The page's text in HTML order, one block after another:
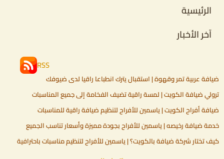
الرئيسية
آخر الأخبار
RSS
ضيافة عربية تمر وقهوة | استقبال يترك انطباعا راقيا لدى ضيوفك
ترولي ضيافة الكويت | لمسة راقية تضيف الفخامة إلى جميع المناسبات
ضيافة أفراح الكويت | ياسمين للأفراح لتنظيم ضيافة راقية للمناسبات
خدمة ضيافة رخيصه | ياسمين للأفراح بجودة مميزة وأسعار تناسب الجميع
كيف تختار شركة ضيافة بالكويت؟ | ياسمين للأفراح لتنظيم مناسبات باحترافية